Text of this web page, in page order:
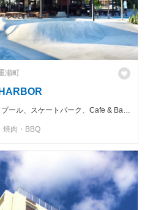
瀬町
BBQテラス、プール、スケートパーク、Cafe & Bar、ヘアサロン、宿泊エリアを併設した 大人も子供も楽しめる最高な空間。
焼肉・BBQ